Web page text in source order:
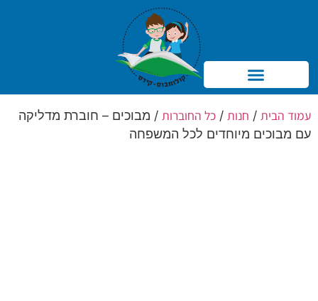
עמוד הבית / חנות / כל החוברות / מבוכים – חוברת מדליקה
עם מבוכים מיוחדים לכל המשפחה